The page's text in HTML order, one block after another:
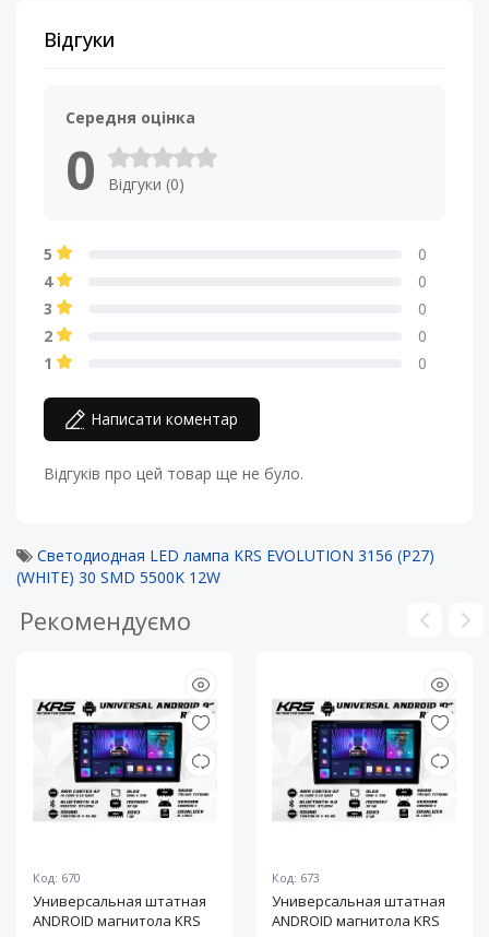
Відгуки
Середня оцінка
0 Відгуки (0)
5
0
4
0
3
0
2
0
1
0
Написати коментар
Відгуків про цей товар ще не було.
Светодиодная LED лампа KRS EVOLUTION 3156 (P27)
(WHITE) 30 SMD 5500K 12W
Рекомендуємо
Код: 670
Универсальная штатная
ANDROID магнитола KRS
Код: 673
Универсальная штатная
ANDROID магнитола KRS